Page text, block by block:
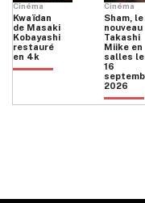
Cinéma
Kwaïdan
de Masaki
Kobayashi
restauré
en 4k
Cinéma
Sham, le
nouveau
Takashi
Miike en
salles le
16
2026